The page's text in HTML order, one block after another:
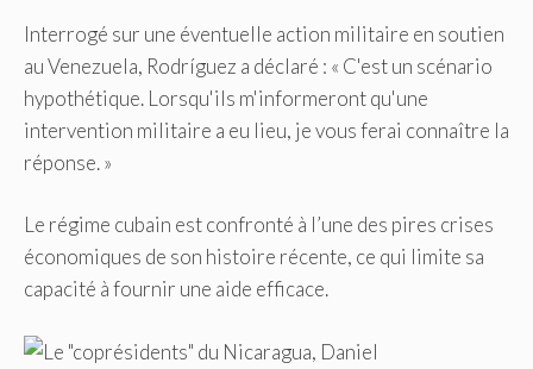
Interrogé sur une éventuelle action militaire en soutien
au Venezuela, Rodríguez a déclaré : « C'est un scénario
hypothétique. Lorsqu'ils m'informeront qu'une
intervention militaire a eu lieu, je vous ferai connaître la
réponse. »
Le régime cubain est confronté à l’une des pires crises
économiques de son histoire récente, ce qui limite sa
capacité à fournir une aide efficace.